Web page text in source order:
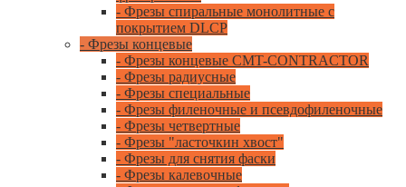
- Фрезы спиральные монолитные с
покрытием DLCP
- Фрезы концевые
- Фрезы концевые CMT-CONTRACTOR
- Фрезы радиусные
- Фрезы специальные
- Фрезы филеночные и псевдофиленочные
- Фрезы четвертные
- Фрезы "ласточкин хвост"
- Фрезы для снятия фаски
- Фрезы калевочные